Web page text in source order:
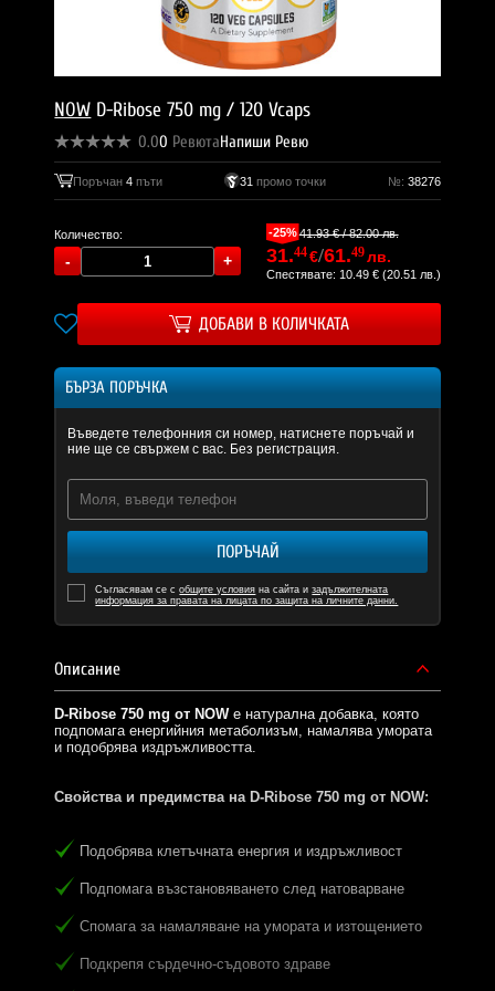
NOW D-Ribose 750 mg / 120 Vcaps
0.00 РевютаНапиши Ревю
Поръчан4 пъти 31 промо точки №: 38276
Количество: -25%41.93 € / 82.00 лв.
31.44€/61.49лв.
Спестявате: 10.49 € (20.51 лв.)
ДОБАВИ В КОЛИЧКАТА
БЪРЗА ПОРЪЧКА
Въведете телефонния си номер, натиснете поръчай и
ние ще се свържем с вас. Без регистрация.
ПОРЪЧАЙ
Съгласявам се собщите условия на сайта изадължителната
информация за правата на лицата по защита на личните данни.
Описание
D-Ribose 750 mg от NOWе натурална добавка, която
подпомага енергийния метаболизъм, намалява умората
и подобрява издръжливостта.
Свойства и предимства на D-Ribose 750 mg от NOW:
Подобрява клетъчната енергия и издръжливост
Подпомага възстановяването след натоварване
Спомага за намаляване на умората и изтощението
Подкрепя сърдечно-съдовото здраве